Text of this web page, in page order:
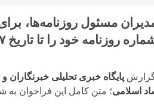
روزنامه خود را تا تاریخ ۷ آذر ماه جاری به دفتر مطالعات و برنامه‌ریزی رسانه‌ها ارسال کنند.
پایگاه خبری تحلیلی خبرنگاران
اسلامی؛ متن کامل این فراخوان